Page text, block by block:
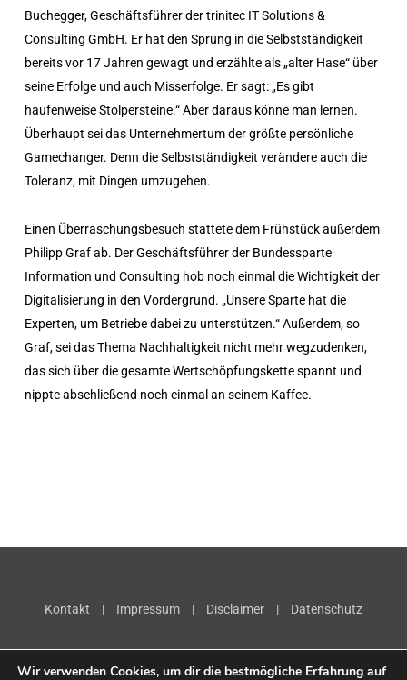
Buchegger, Geschäftsführer der trinitec IT Solutions &
Consulting GmbH. Er hat den Sprung in die Selbstständigkeit
bereits vor 17 Jahren gewagt und erzählte als „alter Hase“ über
seine Erfolge und auch Misserfolge. Er sagt: „Es gibt
haufenweise Stolpersteine.“ Aber daraus könne man lernen.
Überhaupt sei das Unternehmertum der größte persönliche
Gamechanger. Denn die Selbstständigkeit verändere auch die
Toleranz, mit Dingen umzugehen.
Einen Überraschungsbesuch stattete dem Frühstück außerdem
Philipp Graf ab. Der Geschäftsführer der Bundessparte
Information und Consulting hob noch einmal die Wichtigkeit der
Digitalisierung in den Vordergrund. „Unsere Sparte hat die
Experten, um Betriebe dabei zu unterstützen.“ Außerdem, so
Graf, sei das Thema Nachhaltigkeit nicht mehr wegzudenken,
das sich über die gesamte Wertschöpfungskette spannt und
nippte abschließend noch einmal an seinem Kaffee.
Kontakt | Impressum | Disclaimer | Datenschutz
Wir verwenden Cookies, um dir die bestmögliche Erfahrung auf